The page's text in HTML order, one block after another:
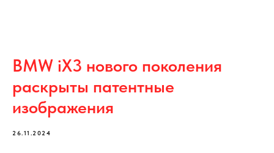
BMW iX3 нового поколения
раскрыты патентные
изображения
26.11.2024